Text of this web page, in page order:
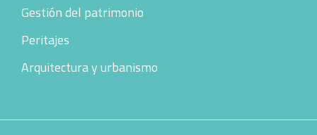
Gestión del patrimonio
Peritajes
Arquitectura y urbanismo